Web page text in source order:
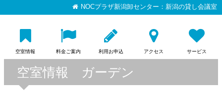
NOCプラザ新潟卸センター：新潟の貸し会議室
空室情報 料金ご案内 利用お申込 アクセス サービス
空室情報 ガーデン